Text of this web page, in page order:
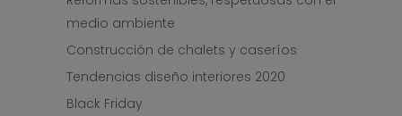
medio ambiente
Construcción de chalets y caseríos
Tendencias diseño interiores 2020
Black Friday